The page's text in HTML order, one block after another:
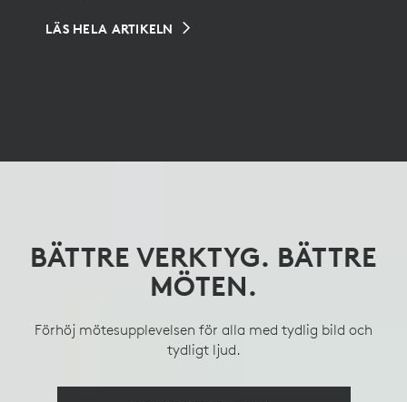
LÄS HELA ARTIKELN
FÅ DET BÄSTA
PERSPEKTIVET
Se och hör tydligt med en intelligent konferenskamera
som monteras på bord.
BÄTTRE VERKTYG. BÄTTRE
MÖTEN.
Förhöj mötesupplevelsen för alla med tydlig bild och
tydligt ljud.
OPTIMERING AV
KONTORSUTRYMMEN,
FÖRBÄTTRING AV SÄNGAR
En hanterad dockningsstation som möjliggör